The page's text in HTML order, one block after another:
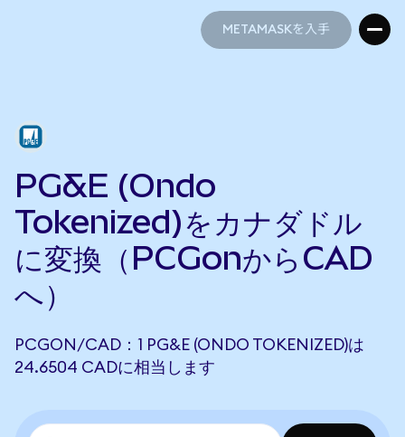
METAMASKを入手
PG&E (Ondo
Tokenized)をカナダドル
に変換（PCGonからCAD
へ）
PCGON/CAD：1 PG&E (ONDO TOKENIZED)は
24.6504 CADに相当します